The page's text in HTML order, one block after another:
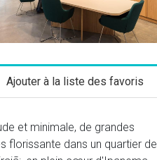
Ajouter à la liste des favoris
et minimale, de grandes
florissante dans un quartier de